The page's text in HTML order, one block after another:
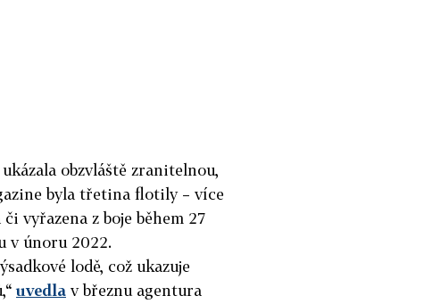
obzvláště zranitelnou,
byla třetina flotily – více
vyřazena z boje během 27
v únoru 2022.
lodě, což ukazuje
uvedla v březnu agentura